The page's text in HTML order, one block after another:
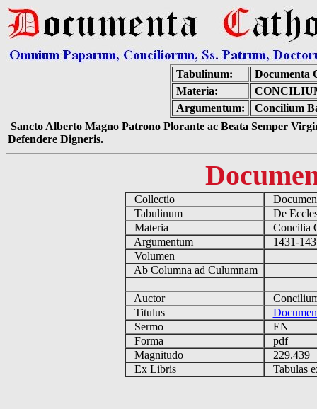
Tabulinum:
Documenta
Materia:
Argumentum:
Concilium
Sancto Alberto Magno Patrono Plorante ac Beata Semper
Defendere Digneris.
Collectio
Tabulinum
De
Materia
Concilia
Argumentum
1431-
Volumen
Ab Columna ad Culumnam
Auctor
Titulus
Sermo
EN
Forma
pdf
Magnitudo
Ex Libris
Tabulas